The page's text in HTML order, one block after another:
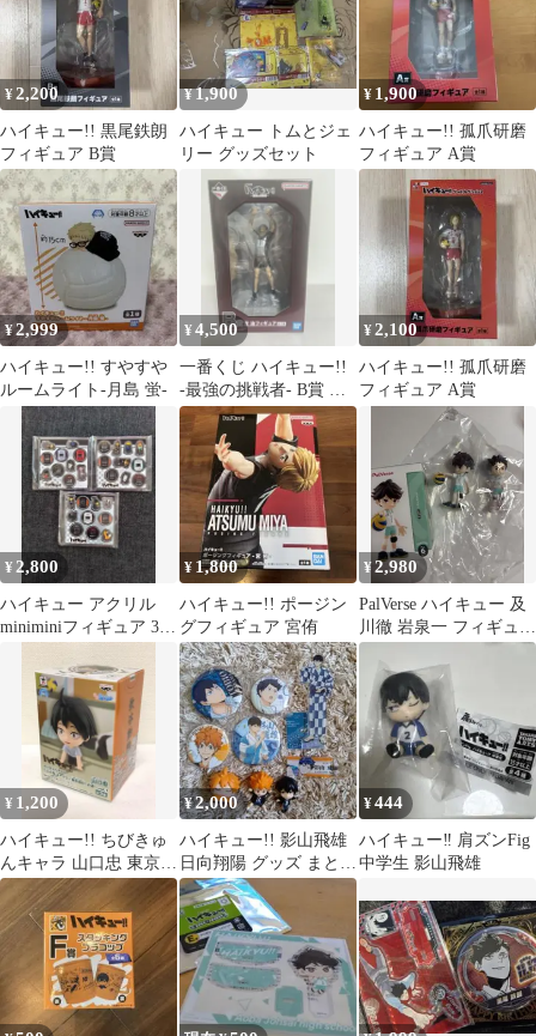
¥2,200
ハイキュー!! 黒尾鉄朗
フィギュア B賞
¥1,900
ハイキュー トムとジェ
リー グッズセット
¥ 1,900
ハイキュー!! 孤爪研磨
フィギュア A賞
¥2,999
ハイキュー!! すやすや
ルームライト-月島 蛍-
¥4,500
一番くじ ハイキュー!!
-最強の挑戦者- B賞 宮
治フィギュア
¥2,100
ハイキュー!! 孤爪研磨
フィギュア A賞
¥ 2,800
ハイキュー アクリル
miniminiフィギュア 3点
¥ 1,800
ハイキュー!! ポージン
グフィギュア 宮侑
¥2,980
PalVerse ハイキュー 及
川徹 岩泉一 フィギュア
セット
¥ 1,200
ハイキュー!! ちびきゅ
んキャラ 山口忠 東京遠
征への道 vol.1
¥2,000
ハイキュー!! 影山飛雄
日向翔陽 グッズ まとめ
売り
¥444
ハイキュー‼︎ 肩ズンFig
中学生 影山飛雄